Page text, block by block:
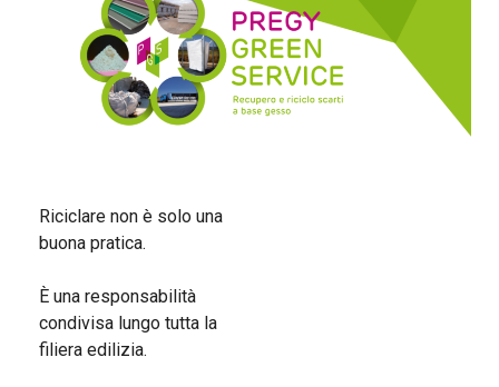
Riciclare non è solo una
buona pratica.
È una responsabilità
condivisa lungo tutta la
filiera edilizia.